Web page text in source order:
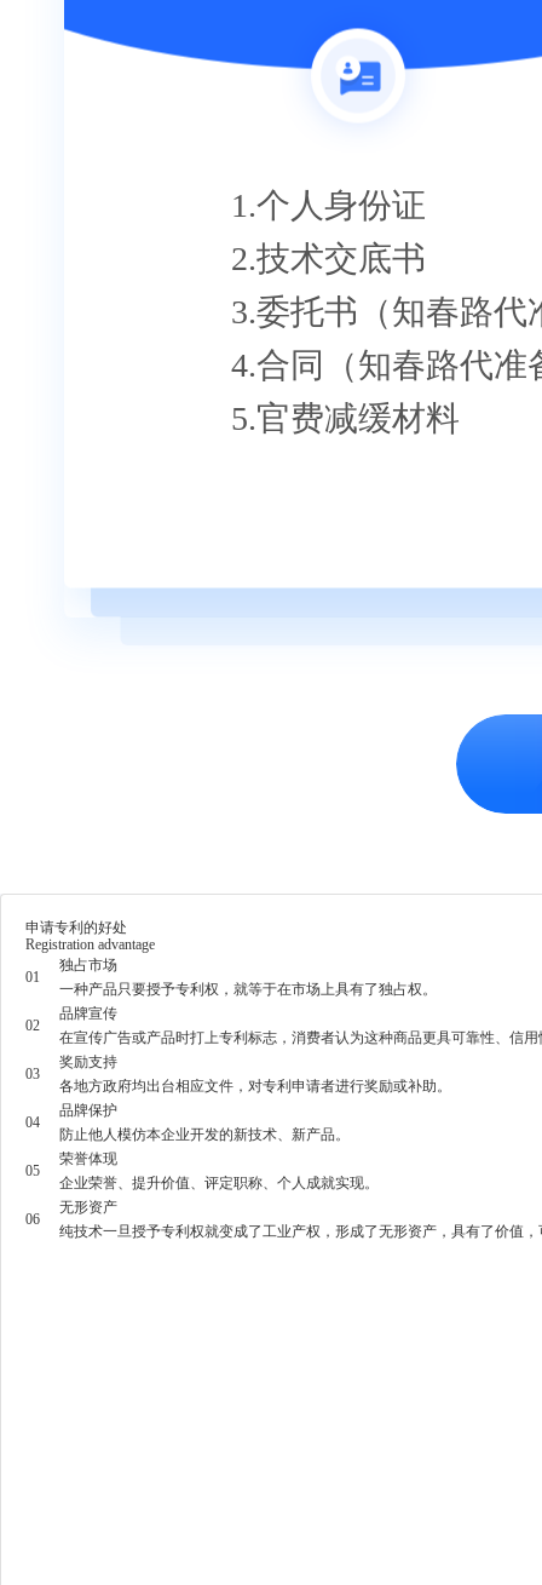
1.个人身份证
2.技术交底书
3.委托书（知春路代
4.合同（知春路代准
5.官费减缓材料
申请专利的好处
Registration advantage
01
独占市场
一种产品只要授予专利权，就等于在市场上具有了独占权。
02
品牌宣传
在宣传广告或产品时打上专利标志，消费者认为这种商品更具可靠性、信
03
奖励支持
各地方政府均出台相应文件，对专利申请者进行奖励或补助。
04
品牌保护
防止他人模仿本企业开发的新技术、新产品。
05
荣誉体现
企业荣誉、提升价值、评定职称、个人成就实现。
06
无形资产
纯技术一旦授予专利权就变成了工业产权，形成了无形资产，具有了价值